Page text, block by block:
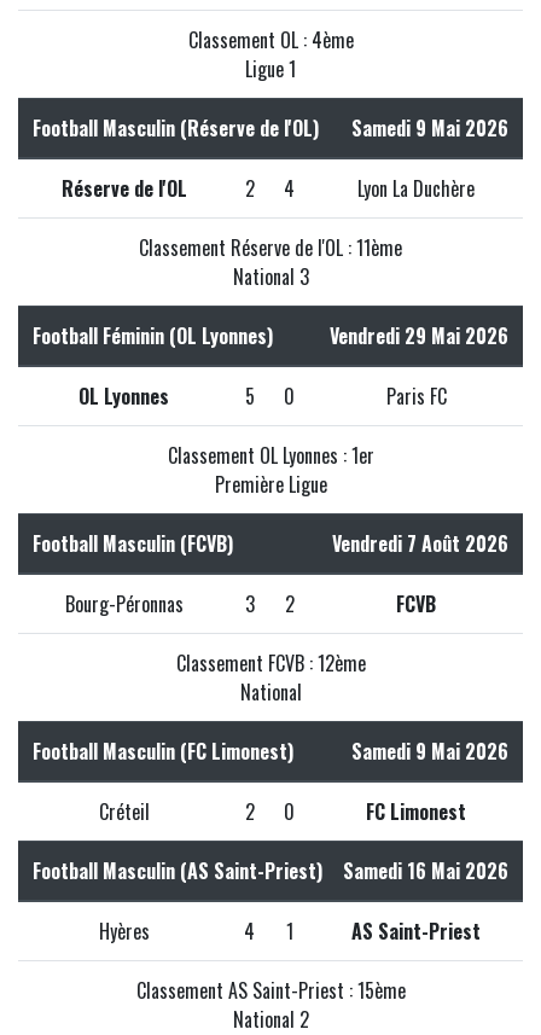
Classement OL : 4ème
Ligue 1
Football Masculin (Réserve de l'OL) Samedi 9 Mai 2026
Réserve de l'OL 2 4 Lyon La Duchère
Classement Réserve de l'OL : 11ème
National 3
Football Féminin (OL Lyonnes) Vendredi 29 Mai 2026
OL Lyonnes 5 0 Paris FC
Classement OL Lyonnes : 1er
Première Ligue
Football Masculin (FCVB) Vendredi 7 Août 2026
Bourg-Péronnas 3 2 FCVB
Classement FCVB : 12ème
National
Football Masculin (FC Limonest) Samedi 9 Mai 2026
Créteil 2 0 FC Limonest
Football Masculin (AS Saint-Priest) Samedi 16 Mai 2026
Hyères 4 1 AS Saint-Priest
Classement AS Saint-Priest : 15ème
National 2